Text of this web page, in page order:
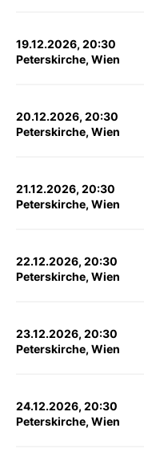
19.12.2026, 20:30
Peterskirche, Wien
20.12.2026, 20:30
Peterskirche, Wien
21.12.2026, 20:30
Peterskirche, Wien
22.12.2026, 20:30
Peterskirche, Wien
23.12.2026, 20:30
Peterskirche, Wien
24.12.2026, 20:30
Peterskirche, Wien